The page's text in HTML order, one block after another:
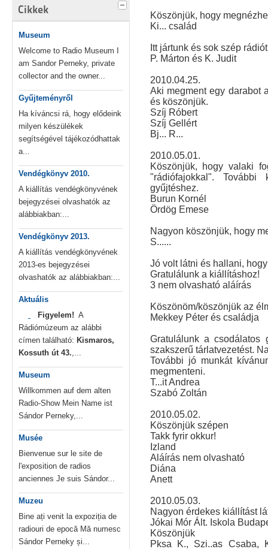
Cikkek
Museum
Welcome to Radio Museum I
am Sandor Perneky, private
collector and the owner...
Gyűjteményről
Ha kíváncsi rá, hogy elődeink
milyen készülékek
segítségével tájékozódhattak
a...
Vendégkönyv 2010.
A kiállítás vendégkönyvének
bejegyzései olvashatók az
alábbiakban:...
Vendégkönyv 2013.
A kiállítás vendégkönyvének
2013-es bejegyzései
olvashatók az alábbiakban:...
Aktuális
Figyelem! A
Rádiómúzeum az alábbi
címen található: Kismaros,
Kossuth út 43.,...
Museum
Willkommen auf dem alten
Radio-Show Mein Name ist
Sándor Perneky,...
Musée
Bienvenue sur le site de
l'exposition de radios
anciennes Je suis Sándor...
Muzeu
Bine ați venit la expoziția de
radiouri de epocă Mă numesc
Sándor Perneky și...
Köszönjük, hogy
Ki... család
Itt jártunk és sok szép
P. Márton és K. Judit
2010.04.25.
Aki megment egy darabot
és köszönjük.
Szíj Róbert
Szíj Gellért
Bj... R...
2010.05.01.
Köszönjük, hogy valaki
"rádiófajokkal".
gyűjtéshez.
Burun Kornél
Ördög Emese
Nagyon köszönjük, hogy
S......
Jó volt látni és hallani,
Gratulálunk a kiállításhoz!
3 nem olvasható aláírás
Köszönöm/köszönjük az
Mekkey Péter és családja
Gratulálunk a csodálatos
szakszerű tárlatvezetést.
További jó munkát
megmenteni.
T...it Andrea
Szabó Zoltán
2010.05.02.
Köszönjük szépen
Takk fyrir okkur!
Izland
Aláírás nem olvasható
Diána
Anett
2010.05.03.
Nagyon érdekes kiállítást
Jókai Mór Ált. Iskola
Köszönjük
Pksa K., Szi..as Csaba,